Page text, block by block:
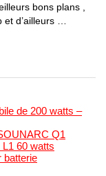
bons plans ,
d’ailleurs …
de 200 watts –
Q1
60 watts
batterie